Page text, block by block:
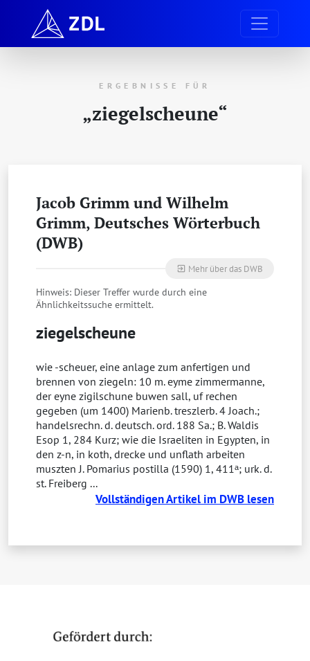
ERGEBNISSE FÜR
„ziegelscheune“
Jacob Grimm und Wil­helm
Grimm, Deut­sches Wör­ter­buch
(DWB)
exit_to_app Mehr über das DWB
Hinweis: Dieser Treffer wurde durch eine
Ähnlichkeitssuche ermittelt.
ziegelscheune
wie -scheuer, eine anlage zum anfertigen und
brennen von ziegeln: 10 m. eyme zimmermanne,
der eyne zigilschune buwen sall, uf rechen
gegeben (um 1400) Marienb. treszlerb. 4 Joach.;
handelsrechn. d. deutsch. ord. 188 Sa.; B. Waldis
Esop 1, 284 Kurz; wie die Israeliten in Egypten, in
den z-n, in koth, drecke und unflath arbeiten
muszten J. Pomarius postilla (1590) 1, 411ᵃ; urk. d.
st. Freiberg ...
Vollständigen Artikel im DWB lesen